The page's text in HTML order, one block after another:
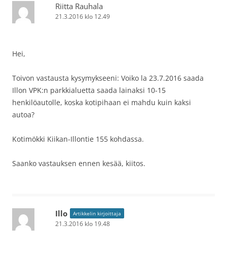
Riitta Rauhala
21.3.2016 klo 12.49
Hei,
Toivon vastausta kysymykseeni: Voiko la 23.7.2016 saada
Illon VPK:n parkkialuetta saada lainaksi 10-15
henkilöautolle, koska kotipihaan ei mahdu kuin kaksi
autoa?
Kotimökki Kiikan-Illontie 155 kohdassa.
Saanko vastauksen ennen kesää, kiitos.
Illo Artikkelin kirjoittaja
21.3.2016 klo 19.48